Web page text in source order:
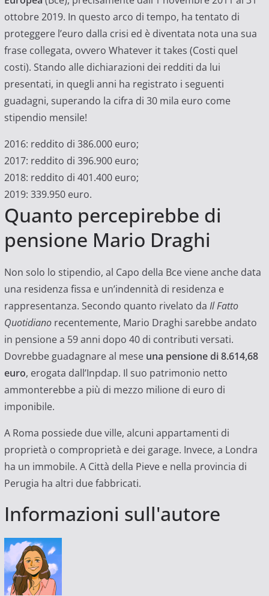
ottobre 2019. In questo arco di tempo, ha tentato di
proteggere l’euro dalla crisi ed è diventata nota una sua
frase collegata, ovvero Whatever it takes (Costi quel
costi). Stando alle dichiarazioni dei redditi da lui
presentati, in quegli anni ha registrato i seguenti
guadagni, superando la cifra di 30 mila euro come
stipendio mensile!
2016: reddito di 386.000 euro;
2017: reddito di 396.900 euro;
2018: reddito di 401.400 euro;
2019: 339.950 euro.
Quanto percepirebbe di
pensione Mario Draghi
Non solo lo stipendio, al Capo della Bce viene anche data
una residenza fissa e un’indennità di residenza e
rappresentanza. Secondo quanto rivelato da Il Fatto
Quotidianorecentemente, Mario Draghi sarebbe andato
in pensione a 59 anni dopo 40 di contributi versati.
Dovrebbe guadagnare al mese una pensione di 8.614,68
euro, erogata dall’Inpdap. Il suo patrimonio netto
ammonterebbe a più di mezzo milione di euro di
imponibile.
A Roma possiede due ville, alcuni appartamenti di
proprietà o comproprietà e dei garage. Invece, a Londra
ha un immobile. A Città della Pieve e nella provincia di
Perugia ha altri due fabbricati.
Informazioni sull'autore